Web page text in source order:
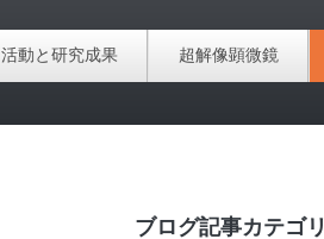
活動と研究成果 超解像顕微鏡
ブログ記事カテゴリ